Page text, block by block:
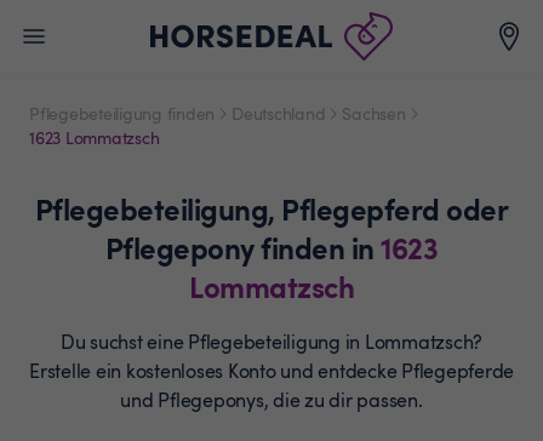
Pflegebeteiligung finden Deutschland
Sachsen
1623 Lommatzsch
Pflegebeteiligung, Pflegepferd oder
Pflegeponyfinden in1623
Lommatzsch
Du suchst eine Pflegebeteiligung in Lommatzsch?
Erstelle ein kostenloses Konto und entdecke Pflegepferde
und Pflegeponys, die zu dir passen.